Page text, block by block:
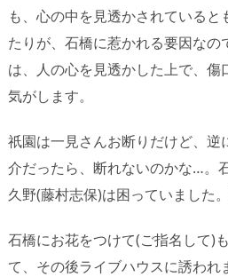
も、心の中を見透かされている
たりが、石橋に惹かれる要因なの
は、人の心を見透かした上で、傷
気がします。
祇園は一見さんお断りだけど、逆
介だったら、断れないのかな…。
久野(藤村志保)は困っていました
石橋にお花をつけて(ご指名して)
て、その後ライブハウスに誘われ